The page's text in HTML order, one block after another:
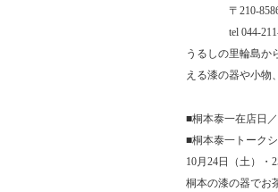
〒210-8586 神
tel 044-211-
うるしの里輪島か
える漆の器や小物
■桐本泰一在店日
■桐本泰一トーク
10月24日（土）
桐本の漆の器でお